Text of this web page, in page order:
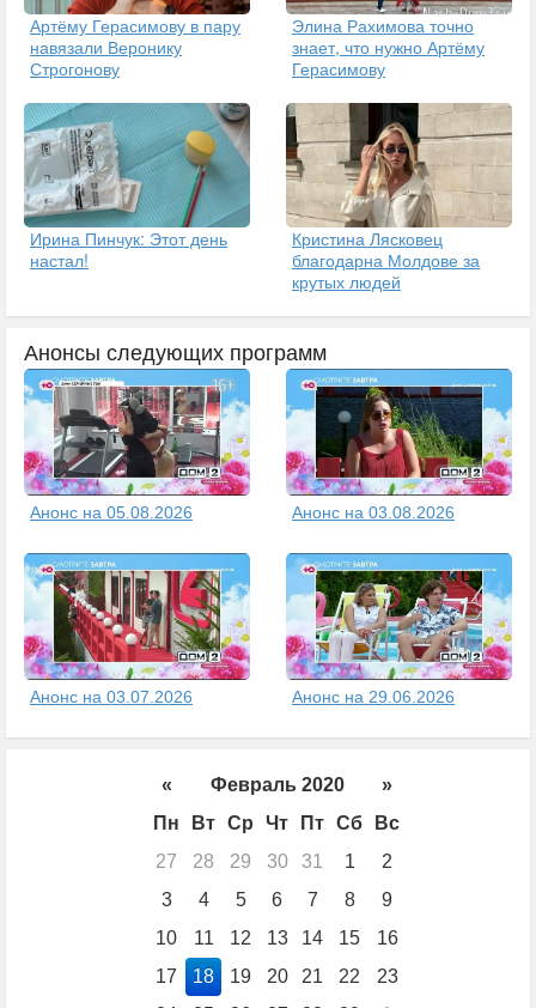
Артёму Герасимову в пару
навязали Веронику
Строгонову
Элина Рахимова точно
знает, что нужно Артёму
Герасимову
Ирина Пинчук: Этот день
настал!
Кристина Лясковец
благодарна Молдове за
крутых людей
Анонсы следующих программ
Анонс на 05.08.2026 Анонс на 03.08.2026
Анонс на 03.07.2026 Анонс на 29.06.2026
« Февраль 2020
»
Пн
Вт Ср Чт Пт Сб
Вс
27
28 29 30 31 1
2
3
4 5 6 7 8
9
10
11 12 13 14 15
16
17
18 19 20 21 22
23